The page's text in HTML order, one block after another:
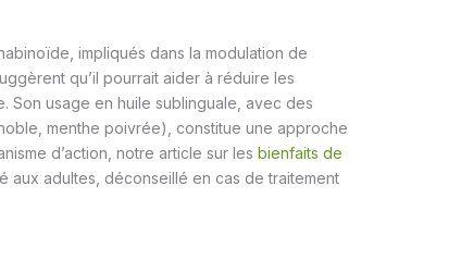
impliqués dans la modulation de
qu’il pourrait aider à réduire les
Son usage en huile sublinguale, avec des
menthe poivrée), constitue une approche
d’action, notre article sur les bienfaits de
aux adultes, déconseillé en cas de traitement